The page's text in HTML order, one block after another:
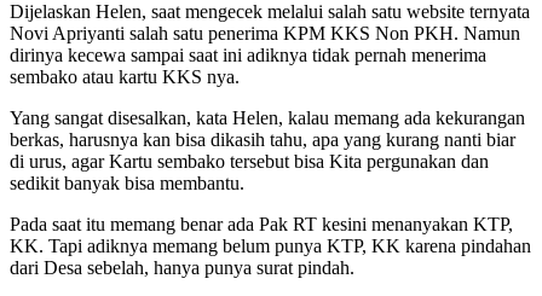
Dijelaskan Helen, saat mengecek melalui salah satu website ternyata
Novi Apriyanti salah satu penerima KPM KKS Non PKH. Namun
dirinya kecewa sampai saat ini adiknya tidak pernah menerima
sembako atau kartu KKS nya.
Yang sangat disesalkan, kata Helen, kalau memang ada kekurangan
berkas, harusnya kan bisa dikasih tahu, apa yang kurang nanti biar
di urus, agar Kartu sembako tersebut bisa Kita pergunakan dan
sedikit banyak bisa membantu.
Pada saat itu memang benar ada Pak RT kesini menanyakan KTP,
KK. Tapi adiknya memang belum punya KTP, KK karena pindahan
dari Desa sebelah, hanya punya surat pindah.